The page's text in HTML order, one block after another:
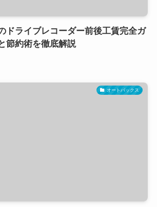
ドライブレコーダー前後工賃完全ガ
節約術を徹底解説
オートバックス